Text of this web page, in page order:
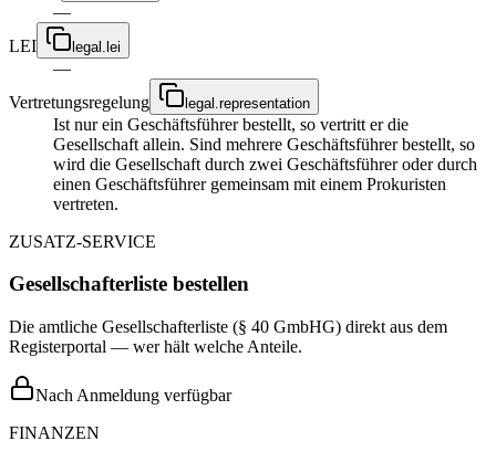
—
LEI
legal.lei
—
Vertretungsregelung
legal.representation
Ist nur ein Geschäftsführer bestellt, so vertritt er die
Gesellschaft allein. Sind mehrere Geschäftsführer bestellt, so
wird die Gesellschaft durch zwei Geschäftsführer oder durch
einen Geschäftsführer gemeinsam mit einem Prokuristen
vertreten.
ZUSATZ-SERVICE
Gesellschafterliste bestellen
Die amtliche Gesellschafterliste (§ 40 GmbHG) direkt aus dem
Registerportal — wer hält welche Anteile.
Nach Anmeldung verfügbar
FINANZEN